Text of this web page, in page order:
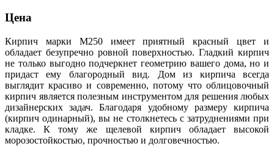
Цена
Кирпич марки М250 имеет приятный красный цвет и
обладает безупречно ровной поверхностью. Гладкий кирпич
не только выгодно подчеркнет геометрию вашего дома, но и
придаст ему благородный вид. Дом из кирпича всегда
выглядит красиво и современно, потому что облицовочный
кирпич является полезным инструментом для решения любых
дизайнерских задач. Благодаря удобному размеру кирпича
(кирпич одинарный), вы не столкнетесь с затруднениями при
кладке. К тому же щелевой кирпич обладает высокой
морозостойкостью, прочностью и долговечностью.